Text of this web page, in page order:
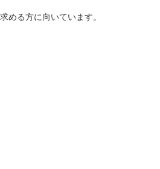
める方に向いています。